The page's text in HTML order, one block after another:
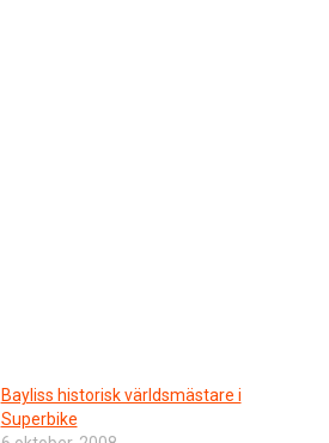
Bayliss historisk världsmästare i
Superbike